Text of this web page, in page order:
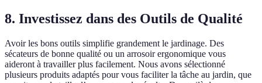
8. Investissez dans des Outils de Qualité
Avoir les bons outils simplifie grandement le jardinage. Des
sécateurs de bonne qualité ou un arrosoir ergonomique vous
aideront à travailler plus facilement. Nous avons sélectionné
plusieurs produits adaptés pour vous faciliter la tâche au jardin, que